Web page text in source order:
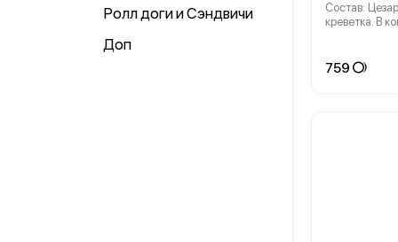
Ролл доги и Сэндвичи
Доп
Состав:
креветка. В
759